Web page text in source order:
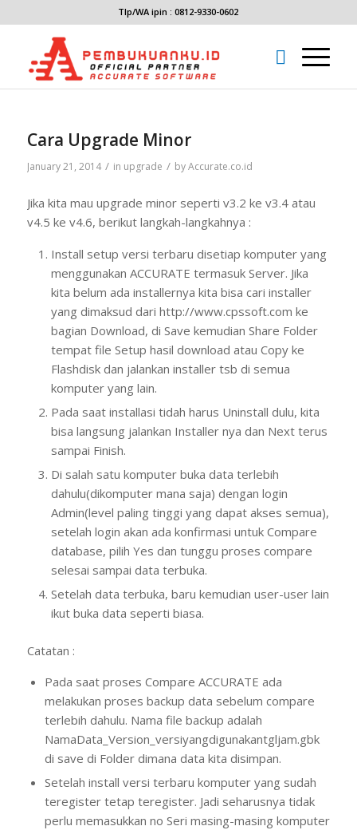
Tlp/WA ipin : 0812-9330-0602
Cara Upgrade Minor
January 21, 2014 / in upgrade / byAccurate.co.id
Jika kita mau upgrade minor seperti v3.2 ke v3.4 atau
v4.5 ke v4.6, berikut langkah-langkahnya :
Install setup versi terbaru disetiap komputer yang
menggunakan ACCURATE termasuk Server. Jika
kita belum ada installernya kita bisa cari installer
yang dimaksud dari http://www.cpssoft.com ke
bagian Download, di Save kemudian Share Folder
tempat file Setup hasil download atau Copy ke
Flashdisk dan jalankan installer tsb di semua
komputer yang lain.
Pada saat installasi tidah harus Uninstall dulu, kita
bisa langsung jalankan Installer nya dan Next terus
sampai Finish.
Di salah satu komputer buka data terlebih
dahulu(dikomputer mana saja) dengan login
Admin(level paling tinggi yang dapat akses semua),
setelah login akan ada konfirmasi untuk Compare
database, pilih Yes dan tunggu proses compare
selesai sampai data terbuka.
Setelah data terbuka, baru kemudian user-user lain
ikut buka data seperti biasa.
Catatan :
Pada saat proses Compare ACCURATE ada
melakukan proses backup data sebelum compare
terlebih dahulu. Nama file backup adalah
NamaData_Version_versiyangdigunakantgljam.gbk
di save di Folder dimana data kita disimpan.
Setelah install versi terbaru komputer yang sudah
teregister tetap teregister. Jadi seharusnya tidak
perlu memasukkan no Seri masing-masing komputer